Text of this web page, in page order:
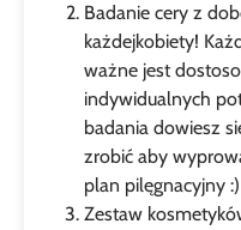
Badanie cery z
każdejkobiety!
ważne jest
indywidualnych
badania dowiesz
zrobić aby
plan pilęgnacyjny :)
Zestaw